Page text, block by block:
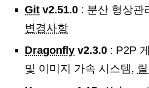
Git v2.51.0 : 분산 형상관
변경사항
Dragonfly v2.3.0 : P2P
및 이미지 가속 시스템,